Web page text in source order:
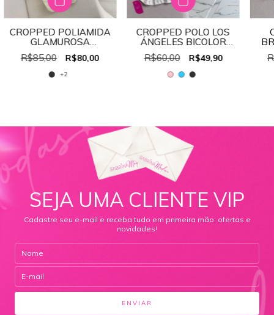
CROPPED POLIAMIDA
GLAMUROSA
REF:30456
R$85,00 R$80,00
+2
CROPPED POLO LOS
ÁNGELES BICOLOR
REF:10616
R$60,00 R$49,90
SEJA UMA CLIENTE VIP
Cadastre seu e-mail e receba tudo em primeira mão: ofertas e
novidades!